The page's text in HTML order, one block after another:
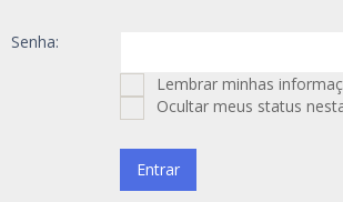
Senha:
Lembrar minhas
Ocultar meus status